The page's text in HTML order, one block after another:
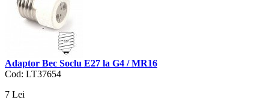
Adaptor Bec Soclu E27 la G4 / MR16
Cod: LT37654
7 Lei